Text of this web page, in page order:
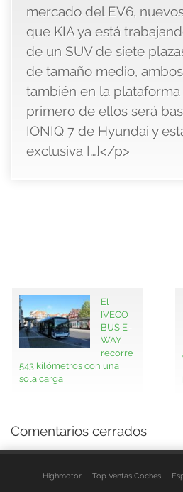
mercado del EV6,
que KIA ya está
de un SUV de siete
de tamaño medio,
también en la plataforma
primero de ellos será
IONIQ 7 de Hyundai y
exclusiva […]</p>
El
IVECO
BUS E-
WAY
recorre
543 kilómetros con una
sola carga
Comentarios cerrados
Highmotor Top Ventas Coches